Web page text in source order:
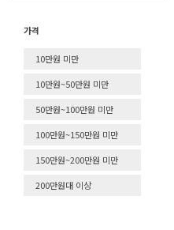
가격
10만원 미만
10만원~50만원 미만
50만원~100만원 미만
100만원~150만원 미만
150만원~200만원 미만
200만원대 이상